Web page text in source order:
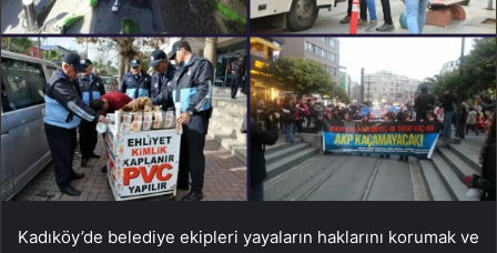
Kadıköy’de belediye ekipleri yayaların haklarını korumak ve